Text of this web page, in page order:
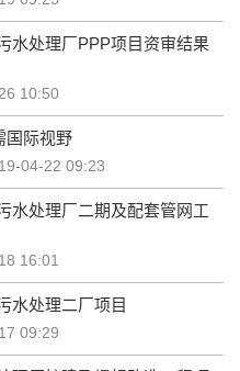
水处理厂PPP项目资审结果
10:50
国际视野
04-22 09:23
水处理厂二期及配套管网工
16:01
水处理二厂项目
09:29